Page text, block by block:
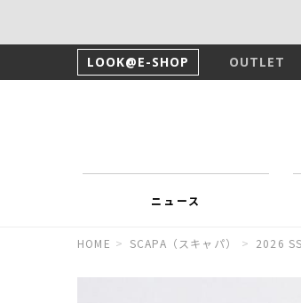
LOOK@E-SHOP OUTLET
ニュース
HOME > SCAPA（スキャパ） > 2026